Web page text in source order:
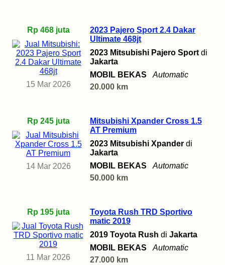
Rp 468 juta
15 Mar 2026
2023 Pajero Sport 2.4 Dakar
Ultimate 468jt
2023 Mitsubishi Pajero Sport di
Jakarta
MOBIL BEKAS
Automatic
20.000 km
Rp 245 juta
14 Mar 2026
Mitsubishi Xpander Cross 1.5
AT Premium
2023 Mitsubishi Xpander di
Jakarta
MOBIL BEKAS
Automatic
50.000 km
Rp 195 juta
11 Mar 2026
Toyota Rush TRD Sportivo
matic 2019
2019 Toyota Rush di Jakarta
MOBIL BEKAS
Automatic
27.000 km